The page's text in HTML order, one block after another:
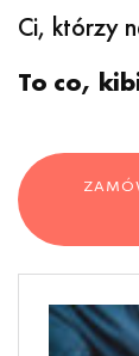
Ci, którzy
To co,